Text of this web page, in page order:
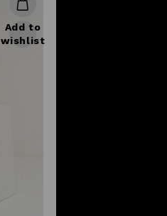
Add to
wishlist